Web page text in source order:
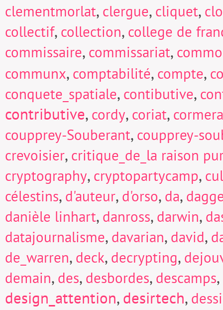
clementmorlat, clergue, cliquet,
collectif, collection, college de
commissaire, commissariat,
communx, comptabilité, compte,
conquete_spatiale, contibutive,
contributive, cordy, coriat,
coupprey-Souberant, coupprey-
crevoisier, critique_de_la raison
cryptography, cryptopartycamp,
célestins, d'auteur, d'orso, da,
danièle linhart, danross, darwin,
datajournalisme, davarian, david,
de_warren, deck, decrypting,
demain, des, desbordes, descamps,
design_attention,desirtech,